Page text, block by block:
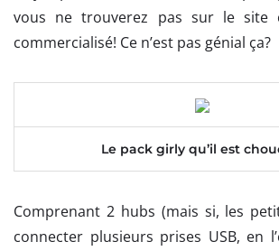
vous ne trouverez pas sur le site
commercialisé! Ce n’est pas génial ça?
Le pack girly qu’il est
Comprenant 2 hubs (mais si, les
connecter plusieurs prises USB, en